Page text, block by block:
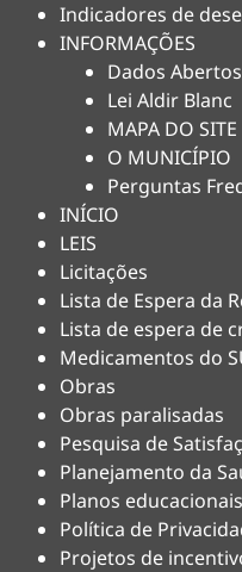
Indicadores de
INFORMAÇÕES
Dados Abertos
Lei Aldir Blanc
MAPA DO SITE
O MUNICÍPIO
Perguntas
INÍCIO
LEIS
Licitações
Lista de Espera da
Lista de espera de
Medicamentos do
Obras
Obras paralisadas
Pesquisa de
Planejamento da
Planos educacionais
Política de
Projetos de